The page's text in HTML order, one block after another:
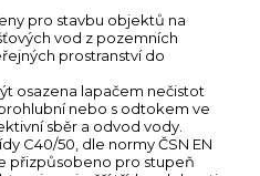
pro stavbu objektů na
vod z pozemních
prostranství do
osazena lapačem nečistot
nebo s odtokem ve
sběr a odvod vody.
C40/50, dle normy ČSN EN
přizpůsobeno pro stupeň